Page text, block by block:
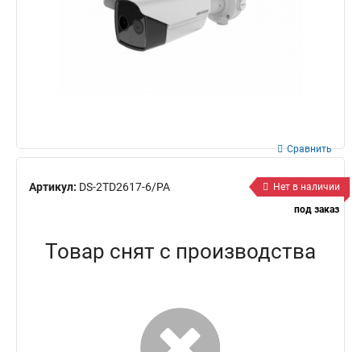
Артикул: DS-2TD2617-6/PA
Сравнить
Нет в наличии
под заказ
Товар снят с производства